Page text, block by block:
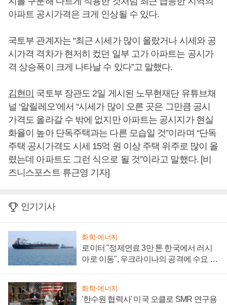
아파트 공시가격은 크게 인상될 수 있다.
국토부 관계자는 “최근 시세가 많이 올랐거나 시세와 공
시가격 격차가 현저히 컸던 일부 고가 아파트는 공시가
격 상승폭이 크게 나타날 수 있다”고 말했다.
김현미 국토부 장관도 2일 게시된 노무현재단 유튜브채
널 ‘알릴레오’에서 “시세가 많이 오른 곳은 그만큼 공시
가격도 올라갈 수 밖에 없지만 아파트는 공시지가 현실
화율이 높아 단독주택과는 다른 모습일 것”이라며 “단독
주택 공시가격도 시세 15억 원 이상 주택 위주로 많이 올
렸는데 아파트도 그런 식으로 될 것”이라고 말했다. [비
즈니스포스트 류근영 기자]
인기기사
화학·에너지
로이터 "정제연료 3만 톤 한국에서 러시
아로 이동", 우크라이나의 공격에 수요 늘
화학·에너지
'한수원 협력사' 미국 오클로 SMR 연구용